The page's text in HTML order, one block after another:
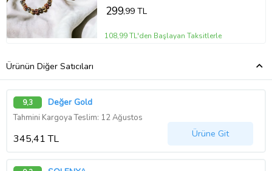
299,99 TL
108,99 TL'den Başlayan Taksitlerle
Ürünün Diğer Satıcıları
9,3 Değer Gold
Tahmini Kargoya Teslim: 12 Ağustos
345,41 TL Ürüne Git